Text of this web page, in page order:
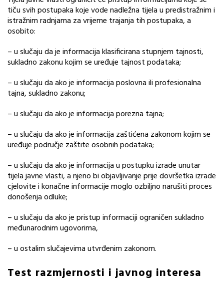
tiču svih postupaka koje vode nadležna tijela u predistražnim i
istražnim radnjama za vrijeme trajanja tih postupaka, a
osobito:
– u slučaju da je informacija klasificirana stupnjem tajnosti,
sukladno zakonu kojim se uređuje tajnost podataka;
– u slučaju da ako je informacija poslovna ili profesionalna
tajna, sukladno zakonu;
– u slučaju da ako je informacija porezna tajna;
– u slučaju da ako je informacija zaštićena zakonom kojim se
uređuje područje zaštite osobnih podataka;
– u slučaju da ako je informacija u postupku izrade unutar
tijela javne vlasti, a njeno bi objavljivanje prije dovršetka izrade
cjelovite i konačne informacije moglo ozbiljno narušiti proces
donošenja odluke;
– u slučaju da ako je pristup informaciji ograničen sukladno
međunarodnim ugovorima,
– u ostalim slučajevima utvrđenim zakonom.
Test razmjernosti i javnog interesa